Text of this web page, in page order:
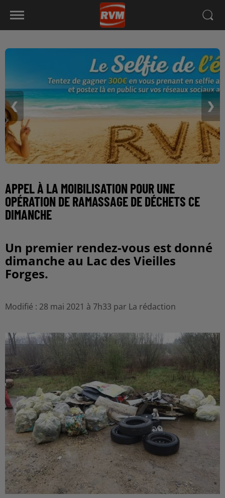
❮ ❯
APPEL À LA MOIBILISATION POUR UNE
OPÉRATION DE RAMASSAGE DE DÉCHETS CE
DIMANCHE
Un premier rendez-vous est donné
dimanche au Lac des Vieilles
Forges.
Modifié : 28 mai 2021 à 7h33 par La rédaction